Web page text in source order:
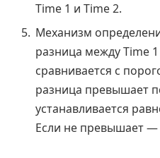
Time 1 и Time 2.
Механизм
разница между Time
сравнивается с
разница превышает
устанавливается
Если не превышает